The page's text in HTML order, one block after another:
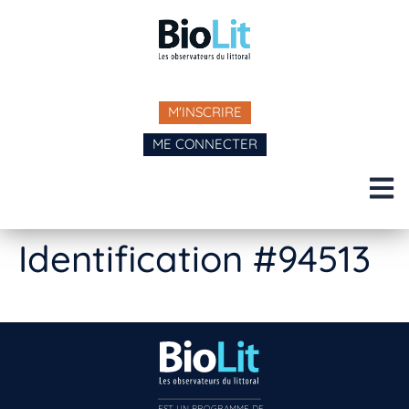
M'INSCRIRE
ME CONNECTER
Identification #94513